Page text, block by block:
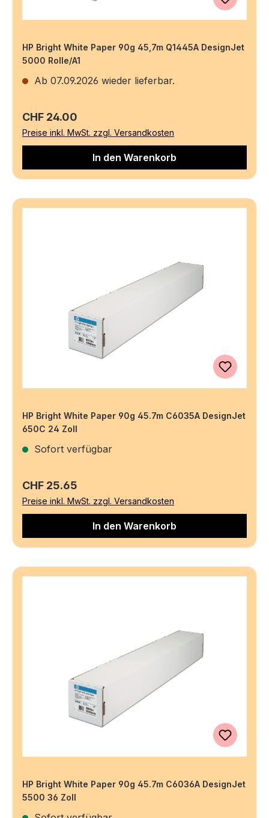
HP Bright White Paper 90g 45,7m Q1445A DesignJet
5000 Rolle/A1
Ab 07.09.2026 wieder lieferbar.
Regulärer Preis:
CHF 24.00
Preise inkl. MwSt. zzgl. Versandkosten
In den Warenkorb
HP Bright White Paper 90g 45.7m C6035A DesignJet
650C 24 Zoll
Sofort verfügbar
Regulärer Preis:
CHF 25.65
Preise inkl. MwSt. zzgl. Versandkosten
In den Warenkorb
HP Bright White Paper 90g 45.7m C6036A DesignJet
5500 36 Zoll